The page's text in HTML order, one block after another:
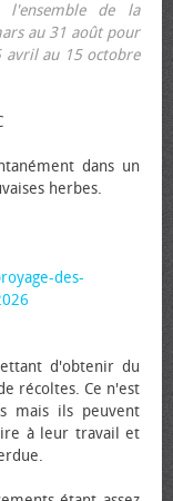
l'ensemble de la
au 31 août pour
avril au 15 octobre
dans un
herbes.
des-
d'obtenir du
récoltes. Ce n'est
mais ils peuvent
à leur travail et